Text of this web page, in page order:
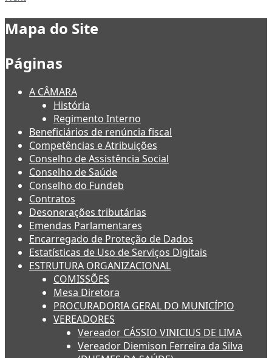
Mapa do Site
Páginas
A CÂMARA
História
Regimento Interno
Beneficiários de renúncia fiscal
Competências e Atribuições
Conselho de Assistência Social
Conselho de Saúde
Conselho do Fundeb
Contratos
Desonerações tributárias
Emendas Parlamentares
Encarregado de Proteção de Dados
Estatísticas de Uso de Serviços Digitais
ESTRUTURA ORGANIZACIONAL
COMISSÕES
Mesa Diretora
PROCURADORIA GERAL DO MUNICÍPIO
VEREADORES
Vereador CÁSSIO VINICIUS DE LIMA
Vereador Diemison Ferreira da Silva